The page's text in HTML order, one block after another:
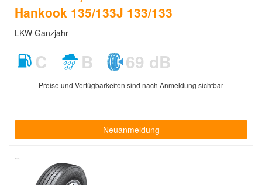
Hankook 135/133J 133/133
LKW Ganzjahr
C B 69 dB
Preise und Verfügbarkeiten sind nach Anmeldung sichtbar
Neuanmeldung